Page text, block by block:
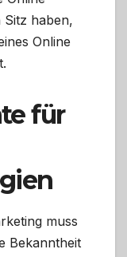
Sitz haben,
Online
für
muss
Bekanntheit